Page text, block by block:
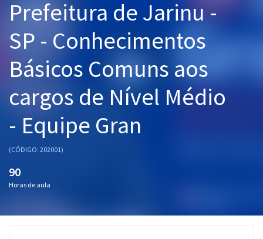
Pós
Graduação
OAB
Questões grátis
Conteúdo gratuito
Blog
Prefeitura de Jarinu -
SP - Conhecimentos
Básicos Comuns aos
cargos de Nível Médio
- Equipe Gran
(CÓDIGO: 202001)
90
Horas de aula